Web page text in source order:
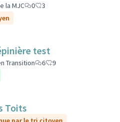
la MJC 0
3
test
Transition 6
9
Toits